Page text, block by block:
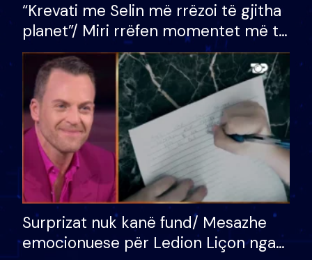
“Krevati me Selin më rrëzoi të gjitha
planet”/ Miri rrëfen momentet më të
bukura në shtëpinë e BB VIP: Do më
mungojë zilja e mëngjesit kur…
Surprizat nuk kanë fund/ Mesazhe
emocionuese për Ledion Liçon nga